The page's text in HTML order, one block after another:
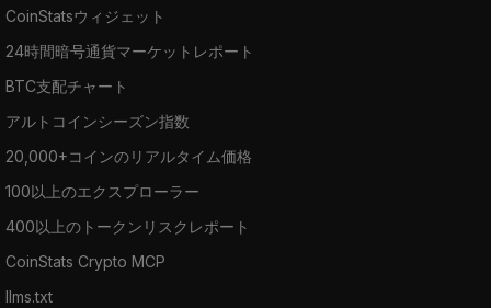
CoinStatsウィジェット
24時間暗号通貨マーケットレポート
BTC支配チャート
アルトコインシーズン指数
20,000+コインのリアルタイム価格
100以上のエクスプローラー
400以上のトークンリスクレポート
CoinStats Crypto MCP
llms.txt